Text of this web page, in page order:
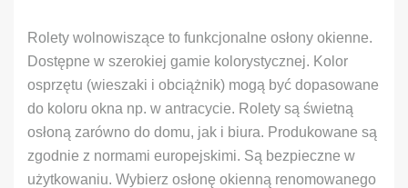
Rolety wolnowiszące to funkcjonalne osłony okienne.
Dostępne w szerokiej gamie kolorystycznej. Kolor
osprzętu (wieszaki i obciążnik) mogą być dopasowane
do koloru okna np. w antracycie. Rolety są świetną
osłoną zarówno do domu, jak i biura. Produkowane są
zgodnie z normami europejskimi. Są bezpieczne w
użytkowaniu. Wybierz osłonę okienną renomowanego